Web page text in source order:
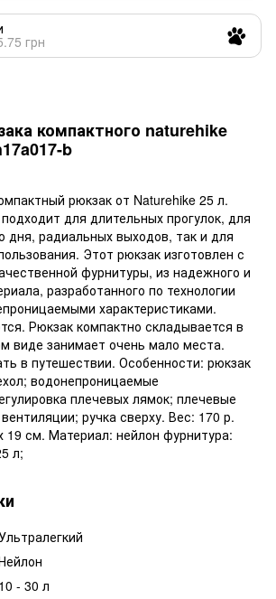
грн
компактного naturehike
b
рюкзак от Naturehike 25 л.
для длительных прогулок, для
дня, радиальных выходов, так и для
Этот рюкзак изготовлен с
фурнитуры, из надежного и
разработанного по технологии
характеристиками.
Рюкзак компактно складывается в
виде занимает очень мало места.
в путешествии. Особенности: рюкзак
водонепроницаемые
плечевых лямок; плечевые
ручка сверху. Вес: 170 р.
19 см. Материал: нейлон фурнитура:
л;
Ультралегкий
10 - 30 л